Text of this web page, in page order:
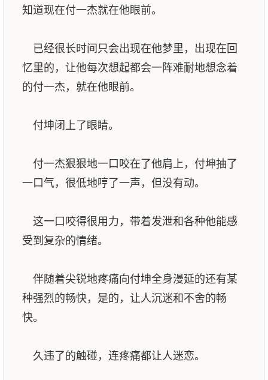
知道现在付一杰就在他眼前。
已经很长时间只会出现在他梦里，出现在回
忆里的，让他每次想起都会一阵难耐地想念着
的付一杰，就在他眼前。
付坤闭上了眼睛。
付一杰狠狠地一口咬在了他肩上，付坤抽了
一口气，很低地哼了一声，但没有动。
这一口咬得很用力，带着发泄和各种他能感
受到复杂的情绪。
伴随着尖锐地疼痛向付坤全身漫延的还有某
种强烈的畅快，是的，让人沉迷和不舍的畅
快。
久违了的触碰，连疼痛都让人迷恋。